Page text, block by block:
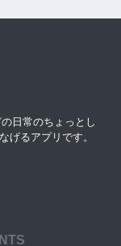
日常のちょっとし
げるアプリです。